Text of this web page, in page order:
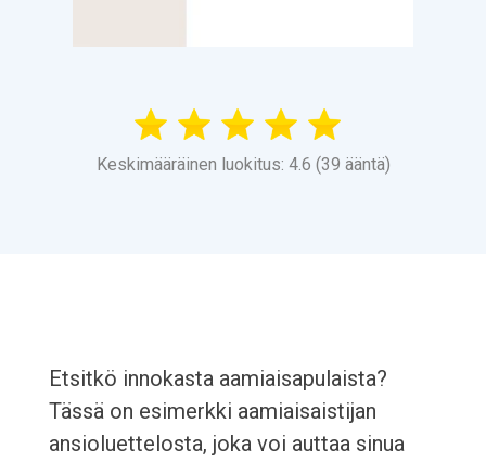
Keskimääräinen luokitus: 4.6 (39 ääntä)
Etsitkö innokasta aamiaisapulaista?
Tässä on esimerkki aamiaisaistijan
ansioluettelosta, joka voi auttaa sinua